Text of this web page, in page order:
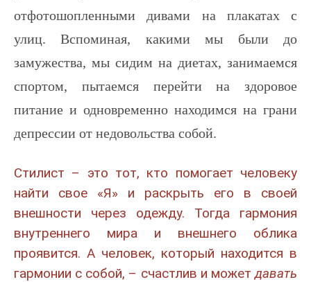
отфотошопленными дивами на плакатах с
улиц. Вспоминая, какими мы были до
замужества, мы сидим на диетах, занимаемся
спортом, пытаемся перейти на здоровое
питание и одновременно находимся на грани
депрессии от недовольства собой.
Стилист – это тот, кто помогает человеку
найти свое «Я» и раскрыть его в своей
внешности через одежду. Тогда гармония
внутреннего мира и внешнего облика
проявится. А человек, который находится в
гармонии с собой, – счастлив и можетдавать